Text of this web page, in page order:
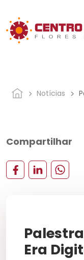
Notícias
Compartilhar
Era